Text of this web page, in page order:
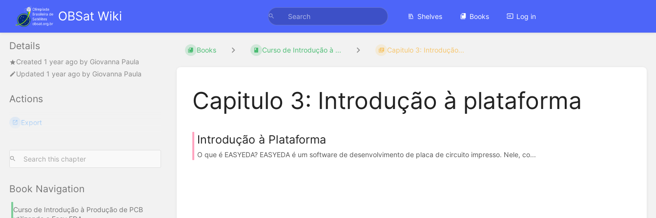
OBSat Wiki Shelves Books Log in
Details
Created 1 year ago by Giovanna Paula
Updated 1 year ago by Giovanna Paula
Actions
Export
Book Navigation
Curso de Introdução à Produção de PCB
Books Curso de Introdução à ... Capitulo 3: Introdução...
Capitulo 3: Introdução à plataforma
Introdução à Plataforma
O que é EASYEDA? EASYEDA é um software de desenvolvimento de placa de circuito impresso. Nele, co...